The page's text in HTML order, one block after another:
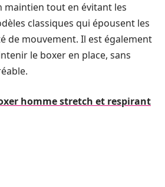
maintien tout en évitant les
classiques qui épousent les
de mouvement. Il est également
le boxer en place, sans
homme stretch et respirant